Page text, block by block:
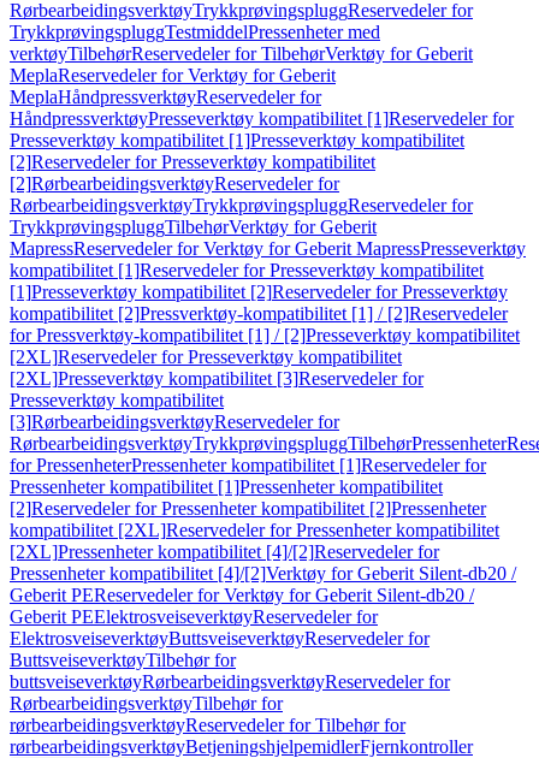
RørbearbeidingsverktøyTrykkprøvingspluggReservedeler for
TrykkprøvingspluggTestmiddelPressenheter med
verktøyTilbehørReservedeler for TilbehørVerktøy for Geberit
MeplaReservedeler for Verktøy for Geberit
MeplaHåndpressverktøyReservedeler for
HåndpressverktøyPresseverktøy kompatibilitet [1]Reservedeler for
Presseverktøy kompatibilitet [1]Presseverktøy kompatibilitet
[2]Reservedeler for Presseverktøy kompatibilitet
[2]RørbearbeidingsverktøyReservedeler for
RørbearbeidingsverktøyTrykkprøvingspluggReservedeler for
TrykkprøvingspluggTilbehørVerktøy for Geberit
MapressReservedeler for Verktøy for Geberit MapressPresseverktøy
kompatibilitet [1]Reservedeler for Presseverktøy kompatibilitet
[1]Presseverktøy kompatibilitet [2]Reservedeler for Presseverktøy
kompatibilitet [2]Pressverktøy-kompatibilitet [1] / [2]Reservedeler
for Pressverktøy-kompatibilitet [1] / [2]Presseverktøy kompatibilitet
[2XL]Reservedeler for Presseverktøy kompatibilitet
[2XL]Presseverktøy kompatibilitet [3]Reservedeler for
Presseverktøy kompatibilitet
[3]RørbearbeidingsverktøyReservedeler for
RørbearbeidingsverktøyTrykkprøvingspluggTilbehørPressenheter
for PressenheterPressenheter kompatibilitet [1]Reservedeler for
Pressenheter kompatibilitet [1]Pressenheter kompatibilitet
[2]Reservedeler for Pressenheter kompatibilitet [2]Pressenheter
kompatibilitet [2XL]Reservedeler for Pressenheter kompatibilitet
[2XL]Pressenheter kompatibilitet [4]/[2]Reservedeler for
Pressenheter kompatibilitet [4]/[2]Verktøy for Geberit Silent-db20 /
Geberit PEReservedeler for Verktøy for Geberit Silent-db20 /
Geberit PEElektrosveiseverktøyReservedeler for
ElektrosveiseverktøyButtsveiseverktøyReservedeler for
ButtsveiseverktøyTilbehør for
buttsveiseverktøyRørbearbeidingsverktøyReservedeler for
RørbearbeidingsverktøyTilbehør for
rørbearbeidingsverktøyReservedeler for Tilbehør for
rørbearbeidingsverktøyBetjeningshjelpemidlerFjernkontroller